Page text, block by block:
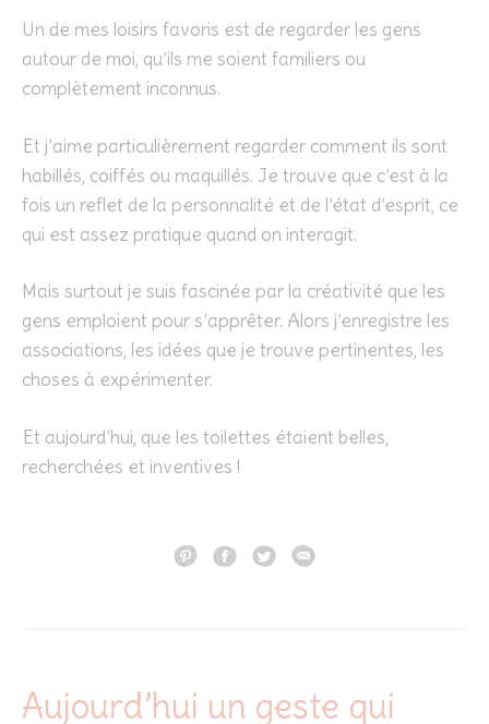
Un de mes loisirs favoris est de regarder les gens
autour de moi, qu’ils me soient familiers ou
complètement inconnus.
Et j’aime particulièrement regarder comment ils sont
habillés, coiffés ou maquillés. Je trouve que c’est à la
fois un reflet de la personnalité et de l’état d’esprit, ce
qui est assez pratique quand on interagit.
Mais surtout je suis fascinée par la créativité que les
gens emploient pour s’apprêter. Alors j’enregistre les
associations, les idées que je trouve pertinentes, les
choses à expérimenter.
Et aujourd’hui, que les toilettes étaient belles,
recherchées et inventives !
Aujourd’hui un geste qui